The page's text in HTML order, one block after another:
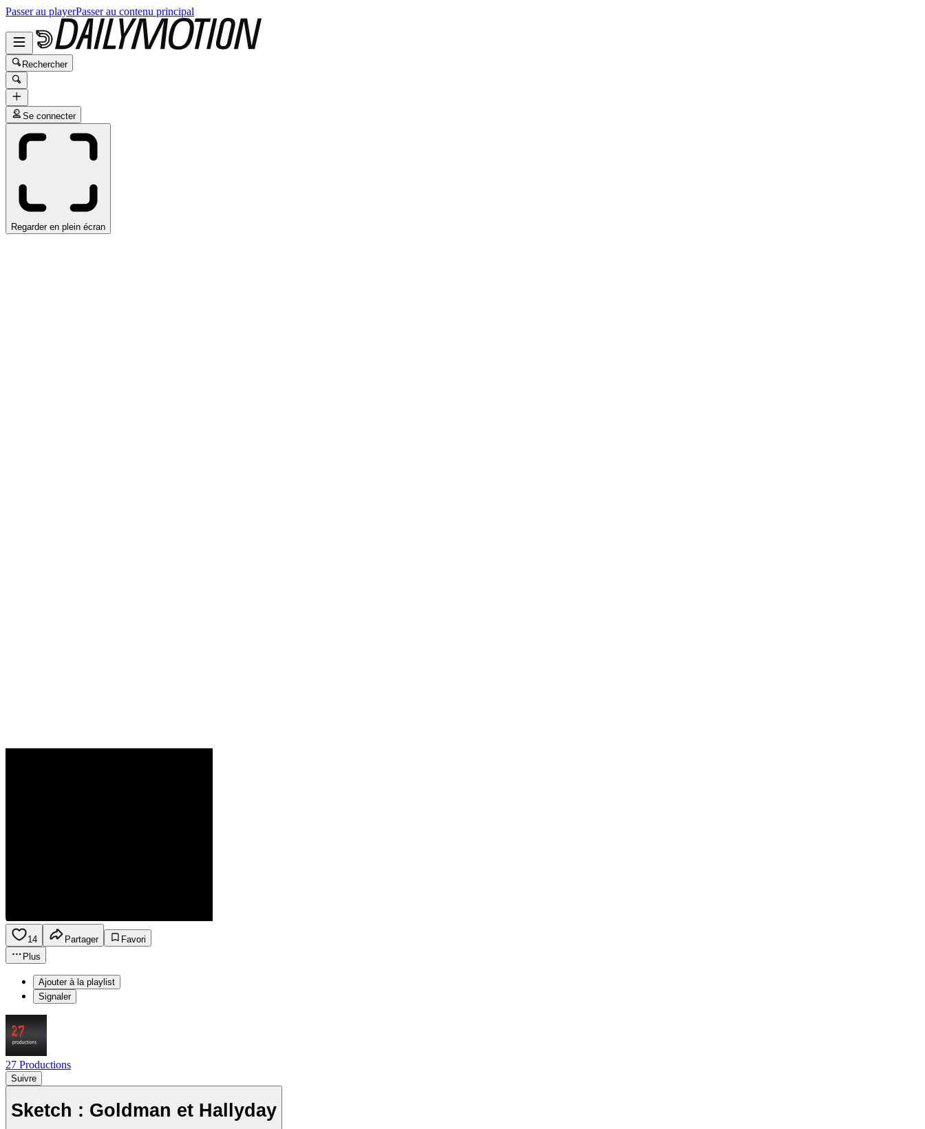
Passer au playerPasser au contenu principal
Rechercher
Se connecter
Regarder en plein écran
14 Partager
Favori
Plus
Ajouter à la playlist
Signaler
27 Productions
Suivre
Sketch : Goldman et Hallyday